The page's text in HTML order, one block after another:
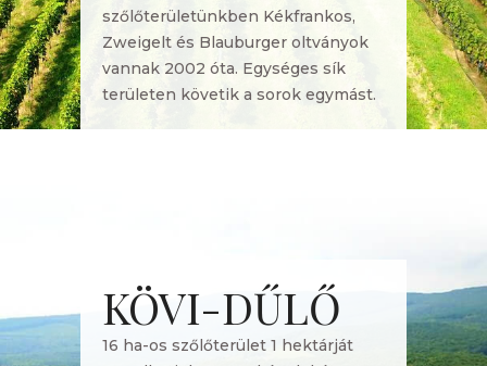
szőlőterületünkben Kékfrankos,
Zweigelt és Blauburger oltványok
vannak 2002 óta. Egységes sík
területen követik a sorok egymást.
KÖVI-DŰLŐ
16 ha-os szőlőterület 1 hektárját